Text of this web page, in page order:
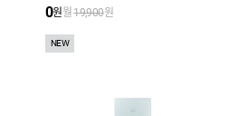
0원월19,900원
NEW